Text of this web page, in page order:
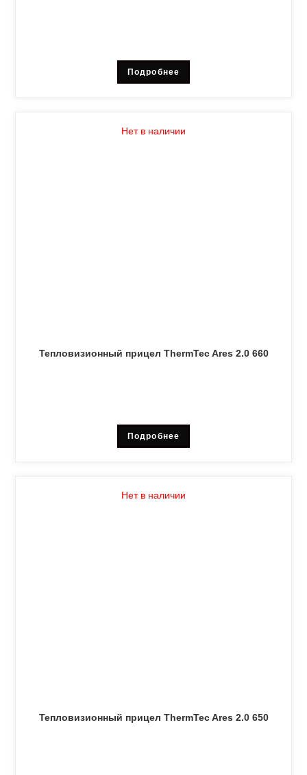
Подробнее
Нет в наличии
Тепловизионный прицел ThermTec Ares 2.0 660
Подробнее
Нет в наличии
Тепловизионный прицел ThermTec Ares 2.0 650